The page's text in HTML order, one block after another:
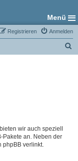
Menü
Anmelden
Registrieren
wir auch speziell
Pakete an. Neben der
phpBB verlinkt.